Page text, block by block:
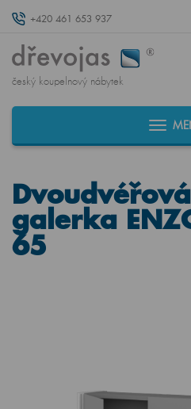
+420 461 653 937
český koupelnový nábytek
Dvoudvéřová
galerka
65